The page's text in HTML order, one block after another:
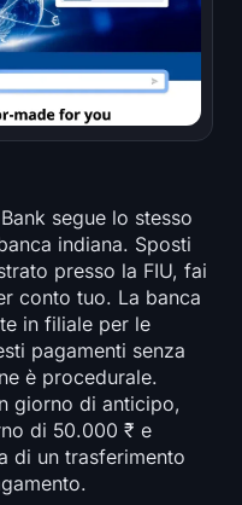
segue lo stesso
indiana. Sposti
presso la FIU, fai
conto tuo. La banca
in filiale per le
pagamenti senza
è procedurale.
giorno di anticipo,
di 50.000 ₹ e
di un trasferimento